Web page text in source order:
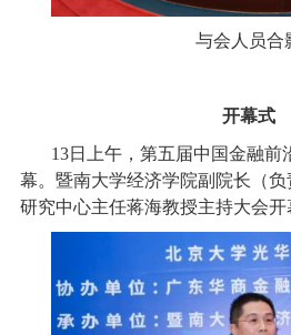
与会人员合
开幕式
13日上午，第五届中国金融前
幕。暨南大学经济学院副院长（
研究中心主任蒋海教授主持大会开